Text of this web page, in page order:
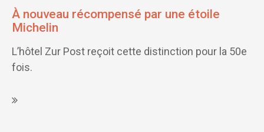
À nouveau récompensé par une étoile
Michelin
L’hôtel Zur Post reçoit cette distinction pour la 50e
fois.